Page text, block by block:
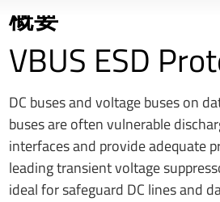
概要
VBUS ESD
DC buses and voltage buses on
buses are often vulnerable
interfaces and provide adequate
leading transient voltage
ideal for safeguard DC lines and